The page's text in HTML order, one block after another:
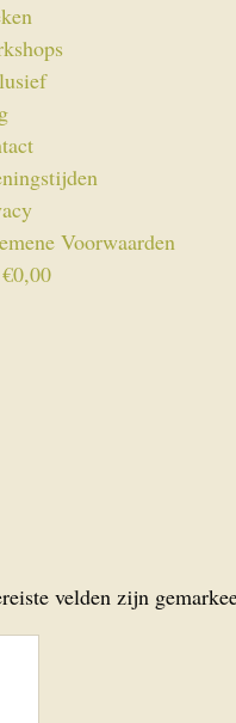
Voorwaarden
€0,00
velden zijn